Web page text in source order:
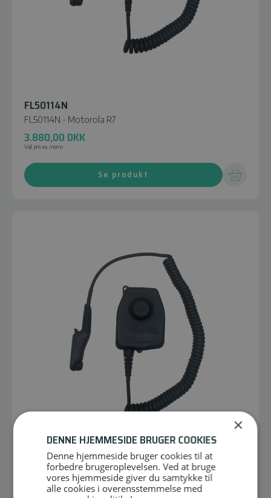
FL50114N
FL50114N - Motorola R7
3.880,00 DKK
Vejl. pris ex. moms
Se produkt
FL50114P
FL50114P - Motorola R7
×
DENNE HJEMMESIDE BRUGER COOKIES
Denne hjemmeside bruger cookies til at
forbedre brugeroplevelsen. Ved at bruge
vores hjemmeside giver du samtykke til
alle cookies i overensstemmelse med